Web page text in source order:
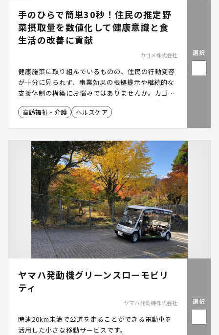
手のひらで簡単30秒！住民の推定野
菜摂取量を数値化して健康意識と食
生活の改善に貢献
カゴメ株式会社
健康施策に取り組んでいるものの、住民の行動変容
が十分に見られず、事業効果の根拠提示や継続的な
支援体制の構築にお悩みではありませんか。カゴメ
健康サービスは、野菜摂取の必要性を理解・納得い
ただくセミナーでの意識づけから、「ベジチェック
体的に提供します。住民一人ひとりの行動変容を後
押しするとともに、長期測定データの提供により施
策効果を“見える成果”として整理。説明・報告業務
の負担軽減とともに、実効性の高い健康施策の推進
に貢献します。
高齢福祉・介護 ヘルスケア
選択
ヤマハ発動機グリーンスローモビリ
ティ
ヤマハ発動機株式会社
時速20km未満で公道を走ることができる電動車を
活用した小さな移動サービスです。
選択